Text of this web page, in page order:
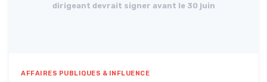
dirigeant devrait signer avant le 30 juin
AFFAIRES PUBLIQUES & INFLUENCE